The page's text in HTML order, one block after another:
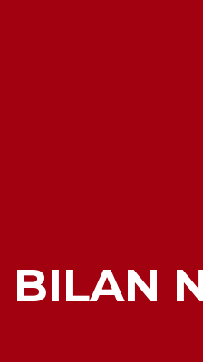
BILAN